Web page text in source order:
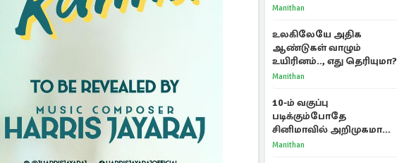
Manithan
உலகிலேயே அதிக
ஆண்டுகள் வாழும்
உயிரினம்.., எது தெரியுமா?
Manithan
10-ம் வகுப்பு
படிக்கும்போதே
சினிமாவில் அறிமுகமான
த்ரிஷா! உண்மையை
Manithan